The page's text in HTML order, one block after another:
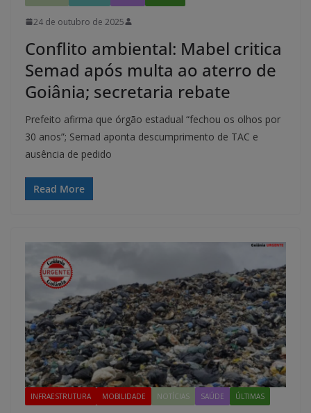
24 de outubro de 2025
Conflito ambiental: Mabel critica
Semad após multa ao aterro de
Goiânia; secretaria rebate
Prefeito afirma que órgão estadual “fechou os olhos por
30 anos”; Semad aponta descumprimento de TAC e
ausência de pedido
Read More
INFRAESTRUTURA MOBILIDADE NOTÍCIAS SAÚDE ÚLTIMAS